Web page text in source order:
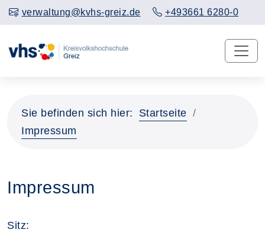
verwaltung@kvhs-greiz.de +493661 6280-0
Sie befinden sich hier:
Startseite
Impressum
Impressum
Sitz: